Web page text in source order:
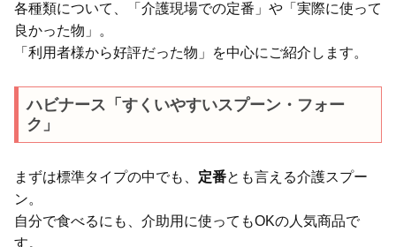
各種類について、「介護現場での定番」や「実際に使って
良かった物」。
「利用者様から好評だった物」を中心にご紹介します。
ハビナース「すくいやすいスプーン・フォー
ク」
まずは標準タイプの中でも、 定番とも言える介護スプー
ン。
自分で食べるにも、介助用に使ってもOKの人気商品で
す。